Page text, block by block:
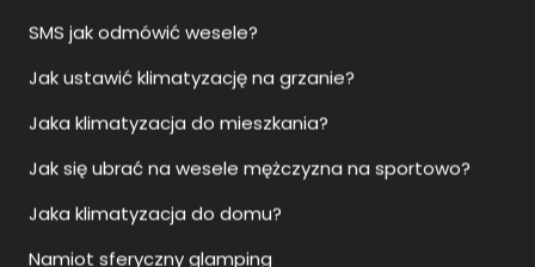
SMS jak odmówić wesele?
Jak ustawić klimatyzację na grzanie?
Jaka klimatyzacja do mieszkania?
Jak się ubrać na wesele mężczyzna na sportowo?
Jaka klimatyzacja do domu?
Namiot sferyczny glamping